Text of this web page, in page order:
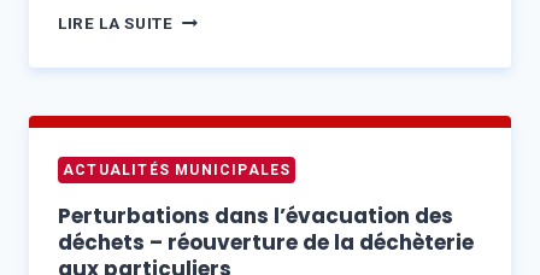
LA
LIRE LA SUITECONSEIL
–
8
2026
14H00
ACTUALITÉS MUNICIPALES
Perturbations dans l’évacuation des
déchets – réouverture de la déchèterie
aux particuliers